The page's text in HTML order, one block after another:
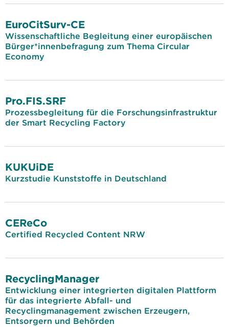
EuroCitSurv-CE
Wissenschaftliche Begleitung einer europäischen
Bürger*innenbefragung zum Thema Circular
Economy
Pro.FIS.SRF
Prozessbegleitung für die Forschungsinfrastruktur
der Smart Recycling Factory
KUKUiDE
Kurzstudie Kunststoffe in Deutschland
CEReCo
Certified Recycled Content NRW
RecyclingManager
Entwicklung einer integrierten digitalen Plattform
für das integrierte Abfall- und
Recyclingmanagement zwischen Erzeugern,
Entsorgern und Behörden